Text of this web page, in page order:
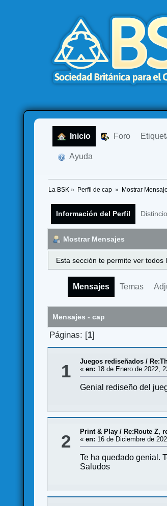
Inicio Foro
Ayuda
La BSK » Perfil de cap » Mostrar
Información del Perfil
Mostrar Mensajes
Esta sección te permite ver
Mensajes Temas
Mensajes - cap
Páginas: [1]
1 Juegos rediseñados /
«en: 18 de Enero de 2022,
Genial rediseño del
2 Print & Play / Re:Route Z,
«en: 16 de Diciembre de
Te ha quedado genial.
Saludos